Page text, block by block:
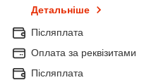
Детальніше
Післяплата
Оплата за реквізитами
Післяплата